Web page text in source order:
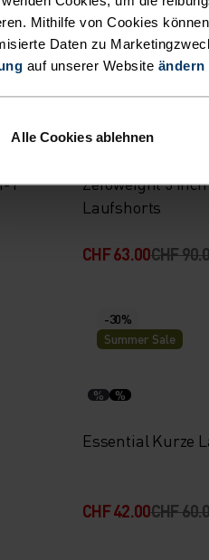
Mithilfe von Cookies
Daten zu
auf unserer Website ändern
Alle Cookies ablehnen
1
-30%
% % %
Zeroweight 5
Laufshorts
CHF 63.00CHF
-30%
Summer Sale
% %
Essential Kurze
CHF 42.00CHF